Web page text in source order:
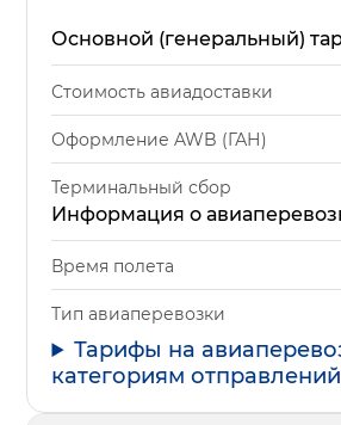
Основной (генеральный)
Стоимость авиадоставки
Оформление AWB (ГАН)
Терминальный сбор
Информация о
Время полета
Тип авиаперевозки
Тарифы на
категориям отправлений